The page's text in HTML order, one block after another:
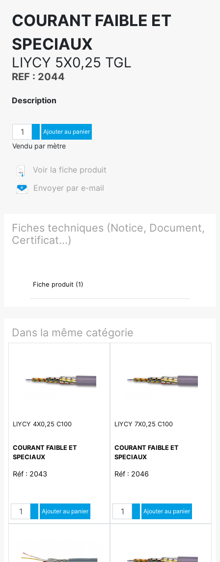
COURANT FAIBLE ET
SPECIAUX
LIYCY 5X0,25 TGL
REF : 2044
Description
QuantitéAugmenter quantité
Diminuer quantité
Ajouter au panier
Vendu par mètre
Voir la fiche produit
Envoyer par e-mail
Fiches techniques (Notice, Document,
Certificat...)
Fiche produit (1)
Dans la même catégorie
LIYCY 4X0,25 C100
COURANT FAIBLE ET
SPECIAUX
Réf : 2043
QuantitéAugmenter quantité
Diminuer quantité
Ajouter au panier
LIYCY 7X0,25 C100
COURANT FAIBLE ET
SPECIAUX
Réf : 2046
QuantitéAugmenter quantité
Diminuer quantité
Ajouter au panier